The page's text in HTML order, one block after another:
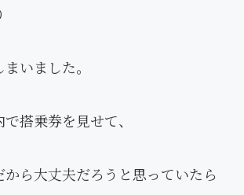
いました。
搭乗券を見せて、
ら大丈夫だろうと思っていたら